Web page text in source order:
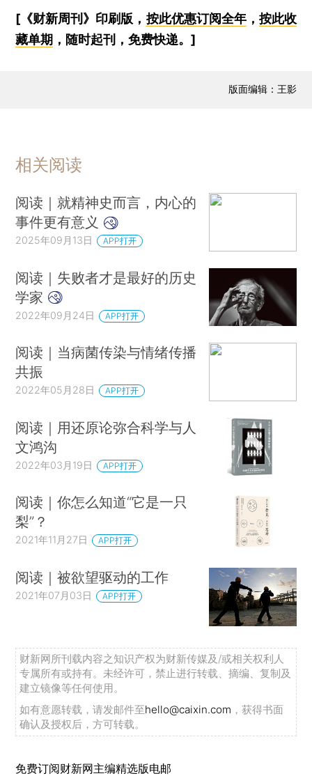
[《财新周刊》印刷版， 按此优惠订阅全年， 按此收
藏单期 ，随时起刊，免费快递。]
版面编辑：王影
相关阅读
阅读｜就精神史而言，内心的
事件更有意义
2025年09月13日 APP打开
阅读｜失败者才是最好的历史
学家
2022年09月24日 APP打开
阅读｜当病菌传染与情绪传播
共振
2022年05月28日 APP打开
阅读｜用还原论弥合科学与人
文鸿沟
2022年03月19日 APP打开
阅读｜你怎么知道“它是一只
梨”？
2021年11月27日 APP打开
阅读｜被欲望驱动的工作
2021年07月03日 APP打开
财新网所刊载内容之知识产权为财新传媒及/或相关权利人
专属所有或持有。未经许可，禁止进行转载、摘编、复制及
建立镜像等任何使用。
如有意愿转载，请发邮件至hello@caixin.com ，获得书面
确认及授权后，方可转载。
免费订阅财新网主编精选版电邮